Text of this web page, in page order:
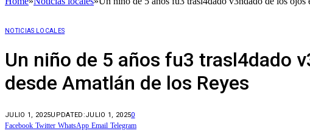
NOTICIAS LOCALES
Un niño de 5 años fu3 trasl4dado
desde Amatlán de los Reyes
JULIO 1, 2025UPDATED:JULIO 1, 20250
Facebook Twitter WhatsApp Email Telegram